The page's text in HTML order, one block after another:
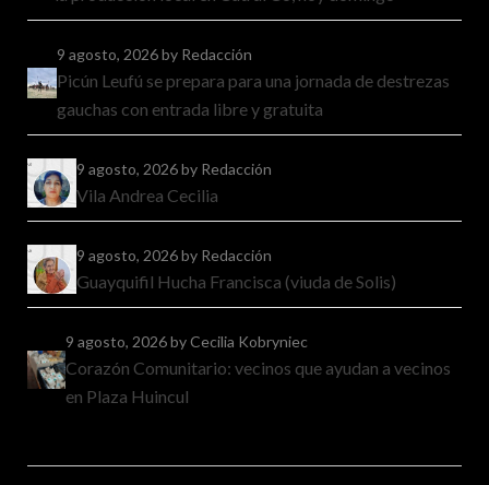
9 agosto, 2026by Redacción
Picún Leufú se prepara para una jornada de destrezas
gauchas con entrada libre y gratuita
9 agosto, 2026by Redacción
Vila Andrea Cecilia
9 agosto, 2026by Redacción
Guayquifil Hucha Francisca (viuda de Solis)
9 agosto, 2026by Cecilia Kobryniec
Corazón Comunitario: vecinos que ayudan a vecinos
en Plaza Huincul